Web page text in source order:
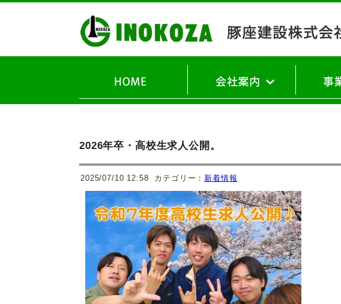
2026年卒・高校生求人公開。
2025/07/10 12:58 カテゴリー： 新着情報